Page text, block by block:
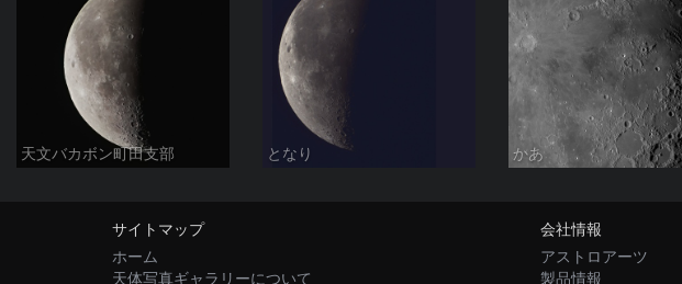
天文バカボン町田支部 となり かあ
サイトマップ
ホーム
天体写真ギャラリーについて
会社情報
アストロアーツ
製品情報